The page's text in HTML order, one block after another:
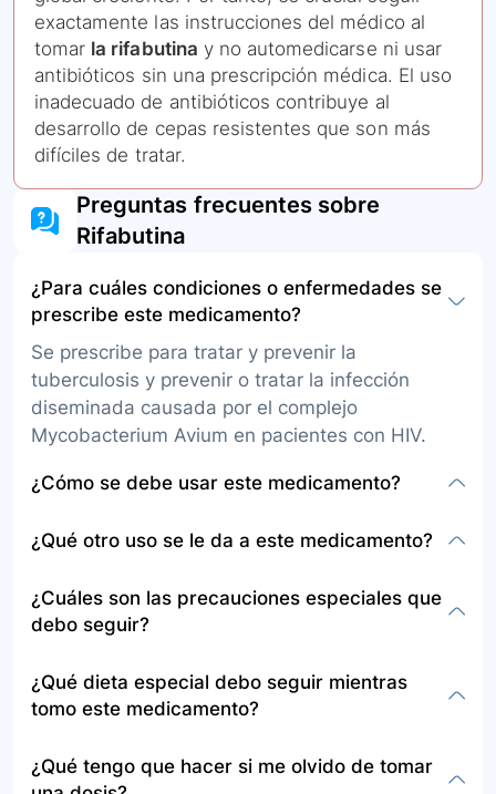
exactamente las instrucciones del médico al
tomar la rifabutina y no automedicarse ni usar
antibióticos sin una prescripción médica. El uso
inadecuado de antibióticos contribuye al
desarrollo de cepas resistentes que son más
difíciles de tratar.
Preguntas frecuentes sobre
Rifabutina
¿Para cuáles condiciones o enfermedades se
prescribe este medicamento?
Se prescribe para tratar y prevenir la
tuberculosis y prevenir o tratar la infección
diseminada causada por el complejo
Mycobacterium Avium en pacientes con HIV.
¿Cómo se debe usar este medicamento?
estómago vacío, 1 hora antes o 2 horas después
las cápsulas, mézclese con puré de manzana e
ingiéralo.
¿Qué otro uso se le da a este medicamento?
médico sobre otros posibles usos.
¿Cuáles son las precauciones especiales que
debo seguir?
rifabutina, tiene trastornos de la sangre,
tuberculosis activa, embarazada o
esté tomando.
¿Qué dieta especial debo seguir mientras
tomo este medicamento?
recomienda tomar el medicamento con el
¿Qué tengo que hacer si me olvido de tomar